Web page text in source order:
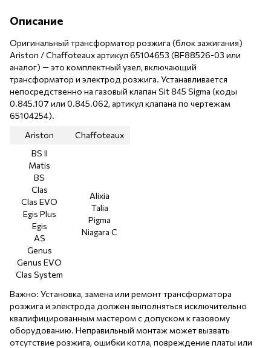
Описание
Оригинальный трансформатор розжига (блок зажигания)
Ariston / Chaffoteaux артикул 65104653 (BF88526-03 или
аналог) — это комплектный узел, включающий
трансформатор и электрод розжига. Устанавливается
непосредственно на газовый клапан Sit 845 Sigma (коды
0.845.107 или 0.845.062, артикул клапана по чертежам
65104254).
Ariston
Chaffoteaux
BS II
Matis
BS
Clas
Clas EVO
Egis Plus
Egis
AS
Genus
Genus EVO
Clas System
Alixia
Talia
Pigma
Niagara C
Важно: Установка, замена или ремонт трансформатора
розжига и электрода должен выполняться исключительно
квалифицированным мастером с допуском к газовому
оборудованию. Неправильный монтаж может вызвать
отсутствие розжига, ошибки котла, повреждение платы или